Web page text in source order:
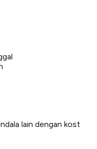
lain dengan kost